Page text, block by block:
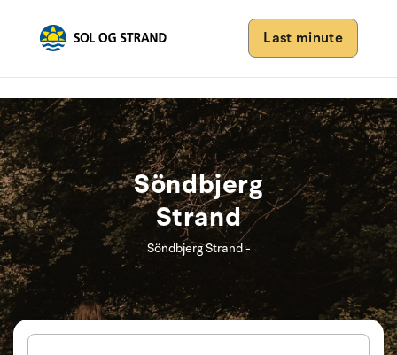
Last minute
Söndbjerg
Strand
Söndbjerg Strand -